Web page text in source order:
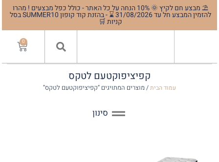
⛱️ מבצע חם לקיץ 🌞 10% הנחה על כל האתר - כולל כפל מבצעים ! מהרו
להזמין המבצע חל עד 31/08/2026 ⌛️ - בהזנת קוד קופון SUMMER10 בסל
קניות 🛒
0
קפיציפוקטעם לטקס
עמוד הבית/ מוצרים המתויגים “קפיציפוקטעם לטקס”
סינון